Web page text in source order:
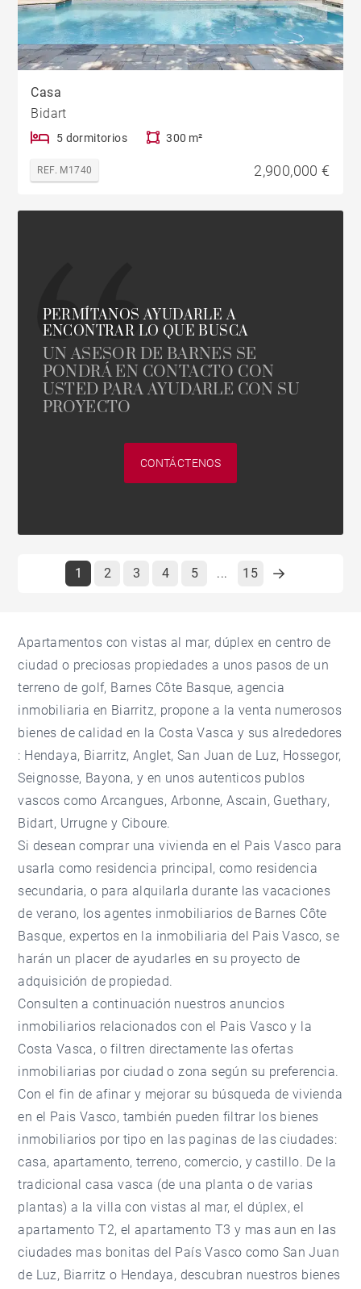
Casa
Bidart
5 dormitorios 300 m²
REF. M1740 2,900,000 €
PERMÍTANOS AYUDARLE A
ENCONTRAR LO QUE BUSCA
UN ASESOR DE BARNES SE
PONDRÁ EN CONTACTO CON
USTED PARA AYUDARLE CON SU
PROYECTO
CONTÁCTENOS
1 2 3 4 5 ... 15
Apartamentos con vistas al mar, dúplex en centro de
ciudad o preciosas propiedades a unos pasos de un
terreno de golf, Barnes Côte Basque, agencia
inmobiliaria en Biarritz, propone a la venta numerosos
bienes de calidad en la Costa Vasca y sus alrededores
: Hendaya, Biarritz, Anglet,San Juan de Luz, Hossegor,
Seignosse, Bayona, y en unos autenticos publos
vascos como Arcangues, Arbonne, Ascain, Guethary,
Bidart, Urrugne y Ciboure.
Si desean comprar una vivienda en el Pais Vasco para
usarla como residencia principal, como residencia
secundaria, o para alquilarla durante las vacaciones
de verano, los agentes inmobiliarios de Barnes Côte
Basque, expertos en la inmobiliaria del Pais Vasco, se
harán un placer de ayudarles en su proyecto de
adquisición de propiedad.
Consulten a continuación nuestros anuncios
inmobiliarios relacionados con el Pais Vasco y la
Costa Vasca, o filtren directamente las ofertas
inmobiliarias por ciudad o zona según su preferencia.
Con el fin de afinar y mejorar su búsqueda de vivienda
en el Pais Vasco, también pueden filtrar los bienes
inmobiliarios por tipo en las paginas de las ciudades:
casa, apartamento, terreno, comercio, y castillo. De la
tradicional casa vasca (de una planta o de varias
plantas) a la villa con vistas al mar, el dúplex, el
apartamento T2, el apartamento T3 y mas aun en las
ciudades mas bonitas del País Vasco como San Juan
de Luz, Biarritz o Hendaya, descubran nuestros bienes